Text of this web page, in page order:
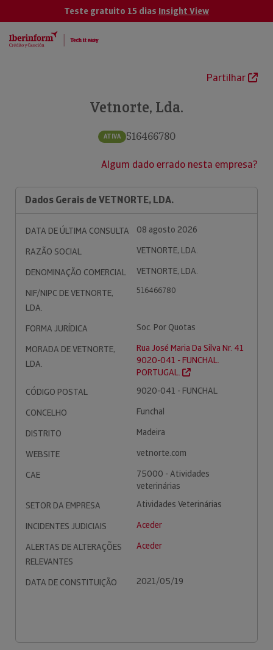
Teste gratuito 15 dias Insight View
Partilhar
Vetnorte, Lda.
ATIVA 516466780
Algum dado errado nesta empresa?
Dados Gerais de VETNORTE, LDA.
DATA DE ÚLTIMA CONSULTA
08 agosto 2026
RAZÃO SOCIAL
VETNORTE, LDA.
DENOMINAÇÃO COMERCIAL
VETNORTE, LDA.
NIF/NIPC DE VETNORTE,
LDA.
516466780
FORMA JURÍDICA
Soc. Por Quotas
MORADA DE VETNORTE,
LDA.
Rua José Maria Da Silva Nr. 41
9020-041 - FUNCHAL.
PORTUGAL.
CÓDIGO POSTAL
9020-041 - FUNCHAL
CONCELHO
Funchal
DISTRITO
Madeira
WEBSITE
vetnorte.com
CAE
75000 - Atividades
veterinárias
SETOR DA EMPRESA
Atividades Veterinárias
INCIDENTES JUDICIAIS
Aceder
ALERTAS DE ALTERAÇÕES
RELEVANTES
Aceder
DATA DE CONSTITUIÇÃO 2021/05/19